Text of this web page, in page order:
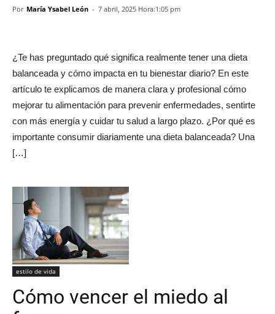
Por María Ysabel León - 7 abril, 2025 Hora:1:05 pm
¿Te has preguntado qué significa realmente tener una dieta
balanceada y cómo impacta en tu bienestar diario? En este
artículo te explicamos de manera clara y profesional cómo
mejorar tu alimentación para prevenir enfermedades, sentirte
con más energía y cuidar tu salud a largo plazo. ¿Por qué es
importante consumir diariamente una dieta balanceada? Una
[…]
estilo de vida
Cómo vencer el miedo al